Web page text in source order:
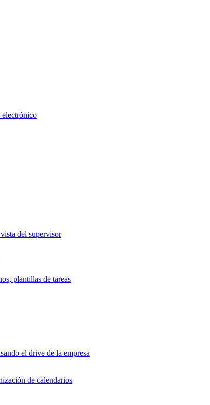
electrónico
del supervisor
plantillas de tareas
el drive de la empresa
de calendarios